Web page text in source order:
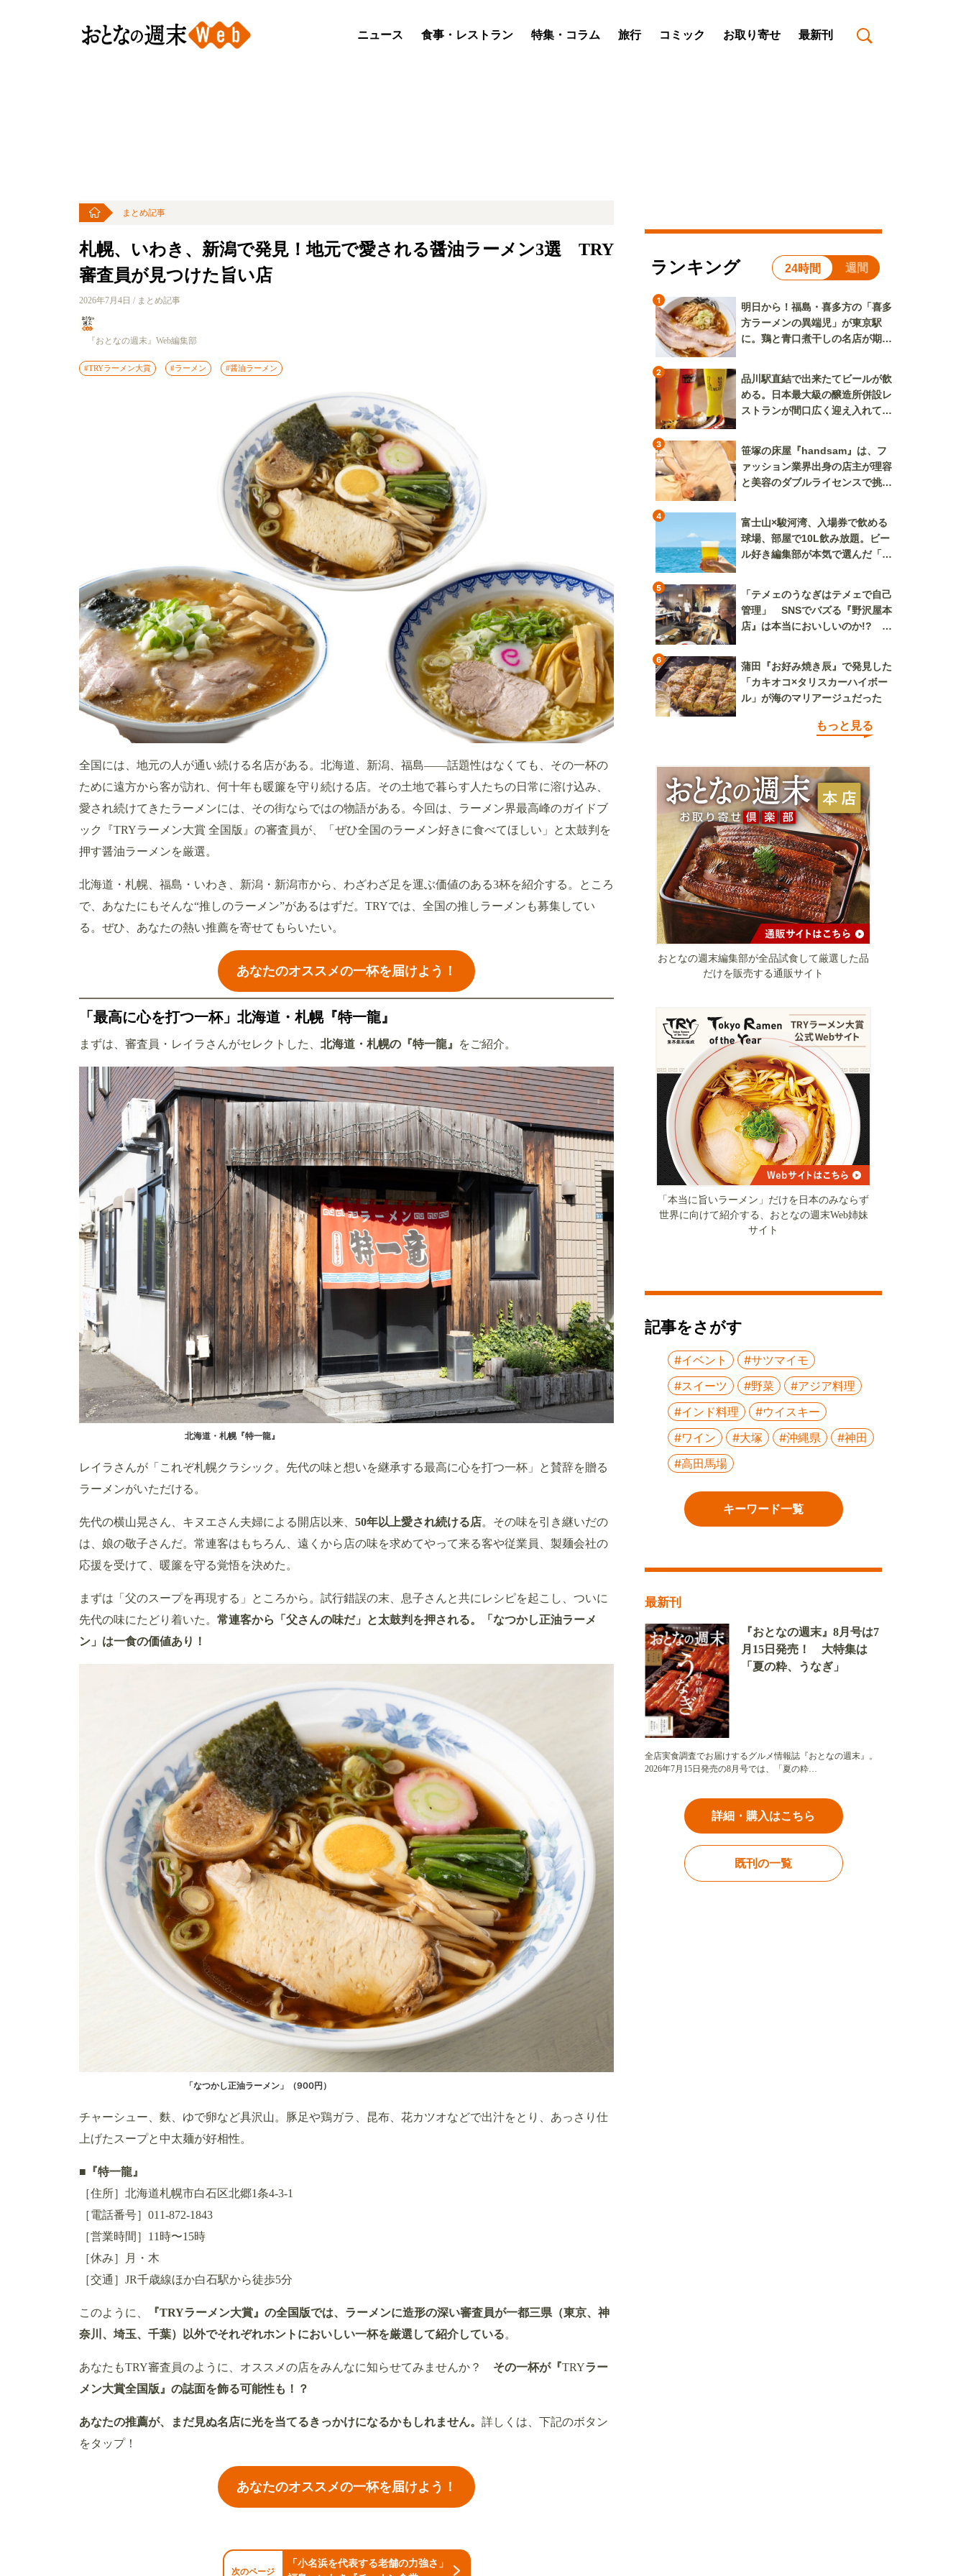
ニュース 食事・レストラン 特集・コラム 旅行 コミック お取り寄せ 最新刊
まとめ記事
札幌、いわき、新潟で発見！地元で愛される醤油ラーメン3選 TRY
審査員が見つけた旨い店
2026年7月4日 / まとめ記事
『おとなの週末』Web編集部
#TRYラーメン大賞 #ラーメン #醤油ラーメン
全国には、地元の人が通い続ける名店がある。北海道、新潟、福島――話題性はなくても、その一杯の
ために遠方から客が訪れ、何十年も暖簾を守り続ける店。その土地で暮らす人たちの日常に溶け込み、
愛され続けてきたラーメンには、その街ならではの物語がある。今回は、ラーメン界最高峰のガイドブ
ック『TRYラーメン大賞 全国版』の審査員が、「ぜひ全国のラーメン好きに食べてほしい」と太鼓判を
押す醤油ラーメンを厳選。
北海道・札幌、福島・いわき、新潟・新潟市から、わざわざ足を運ぶ価値のある3杯を紹介する。ところ
で、あなたにもそんな“推しのラーメン”があるはずだ。TRYでは、全国の推しラーメンも募集してい
る。ぜひ、あなたの熱い推薦を寄せてもらいたい。
あなたのオススメの一杯を届けよう！
「最高に心を打つ一杯」北海道・札幌『特一龍』
まずは、審査員・レイラさんがセレクトした、 北海道・札幌の『特一龍』 をご紹介。
北海道・札幌『特一龍』
レイラさんが「これぞ札幌クラシック。先代の味と想いを継承する最高に心を打つ一杯」と賛辞を贈る
ラーメンがいただける。
先代の横山晃さん、キヌエさん夫婦による開店以来、 50年以上愛され続ける店。その味を引き継いだの
は、娘の敬子さんだ。常連客はもちろん、遠くから店の味を求めてやって来る客や従業員、製麺会社の
応援を受けて、暖簾を守る覚悟を決めた。
まずは「父のスープを再現する」ところから。試行錯誤の末、息子さんと共にレシピを起こし、ついに
先代の味にたどり着いた。 常連客から「父さんの味だ」と太鼓判を押される。「なつかし正油ラーメ
ン」は一食の価値あり！
「なつかし正油ラーメン」（900円）
チャーシュー、麩、ゆで卵など具沢山。豚足や鶏ガラ、昆布、花カツオなどで出汁をとり、あっさり仕
上げたスープと中太麺が好相性。
■『特一龍』
［住所］北海道札幌市白石区北郷1条4-3-1
［電話番号］011-872-1843
［営業時間］11時〜15時
［休み］月・木
［交通］JR千歳線ほか白石駅から徒歩5分
このように、
『TRYラーメン大賞』の全国版では、ラーメンに造形の深い審査員が一都三県（東京、神
奈川、埼玉、千葉）以外でそれぞれホントにおいしい一杯を厳選して紹介している。
あなたもTRY審査員のように、オススメの店をみんなに知らせてみませんか？ その一杯が『TRYラー
メン大賞全国版』の誌面を飾る可能性も！？
あなたの推薦が、まだ見ぬ名店に光を当てるきっかけになるかもしれません。 詳しくは、下記のボタン
をタップ！
あなたのオススメの一杯を届けよう！
次のページ
「小名浜を代表する老舗の力強さ」
ランキング 24時間 週間
1
明日から！福島・喜多方の「喜多
方ラーメンの異端児」が東京駅
に。鶏と青口煮干しの名店が期間
2
品川駅直結で出来たてビールが飲
める。日本最大級の醸造所併設レ
ストランが間口広く迎え入れてく
3
笹塚の床屋『handsam』は、フ
ァッション業界出身の店主が理容
と美容のダブルライセンスで挑む
4
富士山×駿河湾、入場券で飲める
球場、部屋で10L飲み放題。ビー
ル好き編集部が本気で選んだ「ビ
5
「テメェのうなぎはテメェで自己
管理」 SNSでバズる『野沢屋本
店』は本当においしいのか!? い
6
蒲田『お好み焼き辰』で発見した
「カキオコ×タリスカーハイボー
ル」が海のマリアージュだった
もっと見る
おとなの週末編集部が全品試食して厳選した品
だけを販売する通販サイト
「本当に旨いラーメン」だけを日本のみならず
世界に向けて紹介する、おとなの週末Web姉妹
サイト
記事をさがす
#イベント
#サツマイモ
#スイーツ
#野菜
#アジア料理
#インド料理
#ウイスキー
#ワイン
#大塚 #沖縄県
#神田
#高田馬場
キーワード一覧
最新刊
『おとなの週末』8月号は7
月15日発売！ 大特集は
「夏の粋、うなぎ」
全店実食調査でお届けするグルメ情報誌『おとなの週末』。
2026年7月15日発売の8月号では、「夏の粋…
詳細・購入はこちら
既刊の一覧